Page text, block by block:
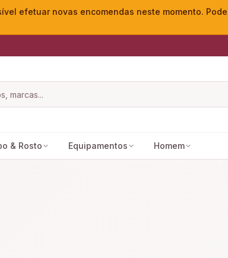
efetuar novas encomendas neste momento.
& Rosto Equipamentos Homem